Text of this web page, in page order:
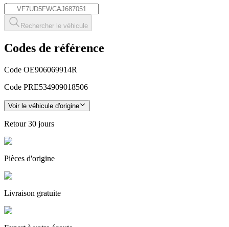
*
Rechercher le véhicule
Codes de référence
Code OE906069914R
Code PRE534909018506
Voir le véhicule d'origine
Retour30 jours
Pièces d'origine
Livraison gratuite